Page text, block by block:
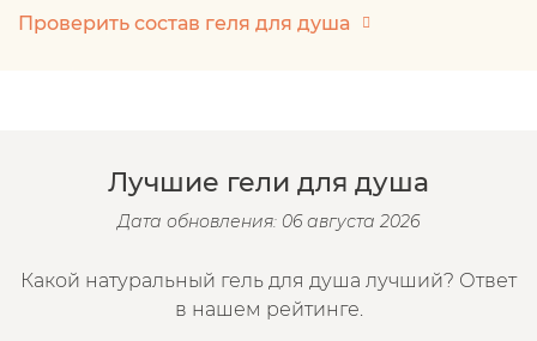
Проверить состав геля для душа
Лучшие гели для душа
Дата обновления: 06 августа 2026
Какой натуральный гель для душа лучший? Ответ
в нашем рейтинге.